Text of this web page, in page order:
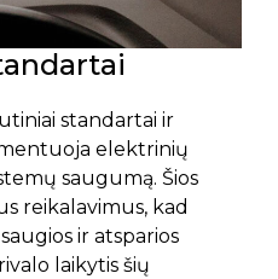
standartai ir
elektrinių
saugumą. Šios
reikalavimus, kad
ir atsparios
laikytis šių